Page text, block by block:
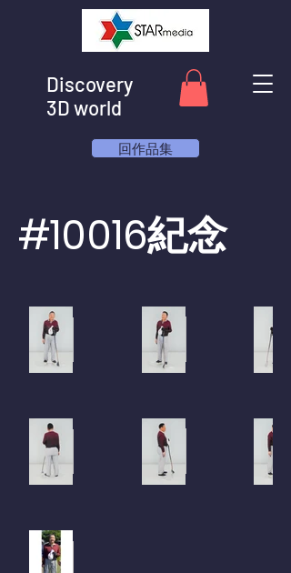
Discovery
3D world
回作品集
#10016紀念